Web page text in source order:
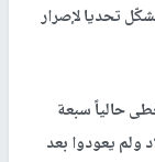
تحديا لإصرار
حالياً سبعة
ولم يعودوا بعد